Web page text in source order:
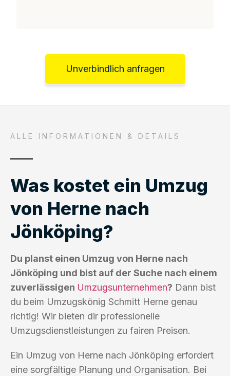
Unverbindlich anfragen
ALLE INFORMATIONEN & DETAILS
Was kostet ein Umzug
von Herne nach
Jönköping?
Du planst einen Umzug von Herne nach
Jönköping und bist auf der Suche nach einem
zuverlässigen Umzugsunternehmen? Dann bist
du beim Umzugskönig Schmitt Herne genau
richtig! Wir bieten dir professionelle
Umzugsdienstleistungen zu fairen Preisen.
Ein Umzug von Herne nach Jönköping erfordert
eine sorgfältige Planung und Organisation. Bei